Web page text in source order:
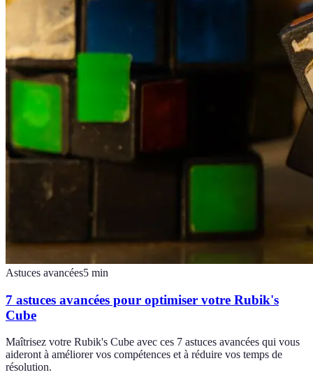
Astuces avancées5 min
7 astuces avancées pour optimiser votre Rubik's
Cube
Maîtrisez votre Rubik's Cube avec ces 7 astuces avancées qui vous
aideront à améliorer vos compétences et à réduire vos temps de
résolution.